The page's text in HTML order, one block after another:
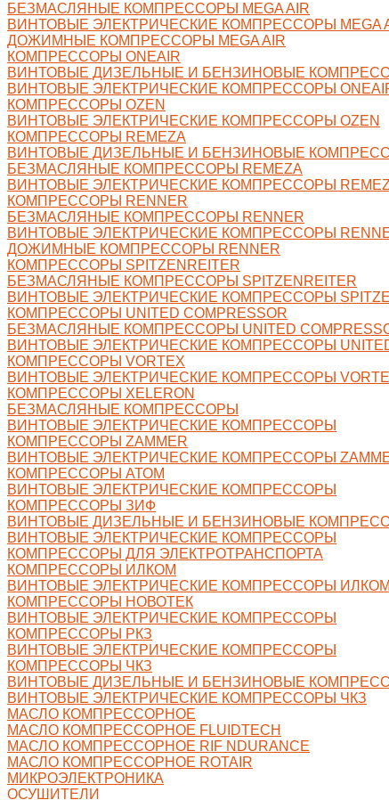
БЕЗМАСЛЯНЫЕ КОМПРЕССОРЫ MEGA AIR
ВИНТОВЫЕ ЭЛЕКТРИЧЕСКИЕ КОМПРЕССОРЫ MEGA
ДОЖИМНЫЕ КОМПРЕССОРЫ MEGA AIR
КОМПРЕССОРЫ ONEAIR
ВИНТОВЫЕ ДИЗЕЛЬНЫЕ И БЕНЗИНОВЫЕ
ВИНТОВЫЕ ЭЛЕКТРИЧЕСКИЕ КОМПРЕССОРЫ
КОМПРЕССОРЫ OZEN
ВИНТОВЫЕ ЭЛЕКТРИЧЕСКИЕ КОМПРЕССОРЫ OZEN
КОМПРЕССОРЫ REMEZA
ВИНТОВЫЕ ДИЗЕЛЬНЫЕ И БЕНЗИНОВЫЕ
БЕЗМАСЛЯНЫЕ КОМПРЕССОРЫ REMEZA
ВИНТОВЫЕ ЭЛЕКТРИЧЕСКИЕ КОМПРЕССОРЫ
КОМПРЕССОРЫ RENNER
БЕЗМАСЛЯНЫЕ КОМПРЕССОРЫ RENNER
ВИНТОВЫЕ ЭЛЕКТРИЧЕСКИЕ КОМПРЕССОРЫ
ДОЖИМНЫЕ КОМПРЕССОРЫ RENNER
КОМПРЕССОРЫ SPITZENREITER
БЕЗМАСЛЯНЫЕ КОМПРЕССОРЫ SPITZENREITER
ВИНТОВЫЕ ЭЛЕКТРИЧЕСКИЕ КОМПРЕССОРЫ
КОМПРЕССОРЫ UNITED COMPRESSOR
БЕЗМАСЛЯНЫЕ КОМПРЕССОРЫ UNITED
ВИНТОВЫЕ ЭЛЕКТРИЧЕСКИЕ КОМПРЕССОРЫ UNITED
КОМПРЕССОРЫ VORTEX
ВИНТОВЫЕ ЭЛЕКТРИЧЕСКИЕ КОМПРЕССОРЫ
КОМПРЕССОРЫ XELERON
БЕЗМАСЛЯНЫЕ КОМПРЕССОРЫ
ВИНТОВЫЕ ЭЛЕКТРИЧЕСКИЕ КОМПРЕССОРЫ
КОМПРЕССОРЫ ZAMMER
ВИНТОВЫЕ ЭЛЕКТРИЧЕСКИЕ КОМПРЕССОРЫ
КОМПРЕССОРЫ АТОМ
ВИНТОВЫЕ ЭЛЕКТРИЧЕСКИЕ КОМПРЕССОРЫ
КОМПРЕССОРЫ ЗИФ
ВИНТОВЫЕ ДИЗЕЛЬНЫЕ И БЕНЗИНОВЫЕ
ВИНТОВЫЕ ЭЛЕКТРИЧЕСКИЕ КОМПРЕССОРЫ
КОМПРЕССОРЫ ДЛЯ ЭЛЕКТРОТРАНСПОРТА
КОМПРЕССОРЫ ИЛКОМ
ВИНТОВЫЕ ЭЛЕКТРИЧЕСКИЕ КОМПРЕССОРЫ ИЛКОМ
КОМПРЕССОРЫ НОВОТЕК
ВИНТОВЫЕ ЭЛЕКТРИЧЕСКИЕ КОМПРЕССОРЫ
КОМПРЕССОРЫ РКЗ
ВИНТОВЫЕ ЭЛЕКТРИЧЕСКИЕ КОМПРЕССОРЫ
КОМПРЕССОРЫ ЧКЗ
ВИНТОВЫЕ ДИЗЕЛЬНЫЕ И БЕНЗИНОВЫЕ
ВИНТОВЫЕ ЭЛЕКТРИЧЕСКИЕ КОМПРЕССОРЫ ЧКЗ
МАСЛО КОМПРЕССОРНОЕ
МАСЛО КОМПРЕССОРНОЕ FLUIDTECH
МАСЛО КОМПРЕССОРНОЕ RIF NDURANCE
МАСЛО КОМПРЕССОРНОЕ ROTAIR
МИКРОЭЛЕКТРОНИКА
ОСУШИТЕЛИ